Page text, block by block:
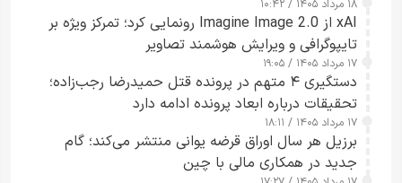
۱۸ مرداد ۱۴۰۵ / ۱۰:۴۲
xAI از Imagine Image 2.0 رونمایی کرد؛ تمرکز ویژه بر
تایپوگرافی و ویرایش هوشمند تصاویر
۱۷ مرداد ۱۴۰۵ / ۱۹:۰۵
دستگیری ۴ متهم در پرونده قتل حمیدرضا رجب‌زاده؛
تحقیقات درباره ابعاد پرونده ادامه دارد
۱۷ مرداد ۱۴۰۵ / ۱۸:۱۱
برزیل هر سال اوراق قرضه یوانی منتشر می‌کند؛ گام
جدید در همکاری مالی با چین